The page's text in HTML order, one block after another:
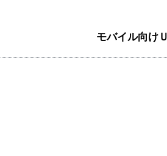
モバイル向け